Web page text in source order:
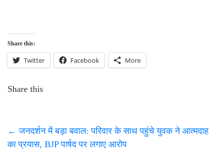
Share this:
Twitter Facebook More
Share this
← जनदर्शन में बड़ा बवाल: परिवार के साथ पहुंचे युवक ने आत्मदाह
का प्रयास, BJP पार्षद पर लगाए आरोप